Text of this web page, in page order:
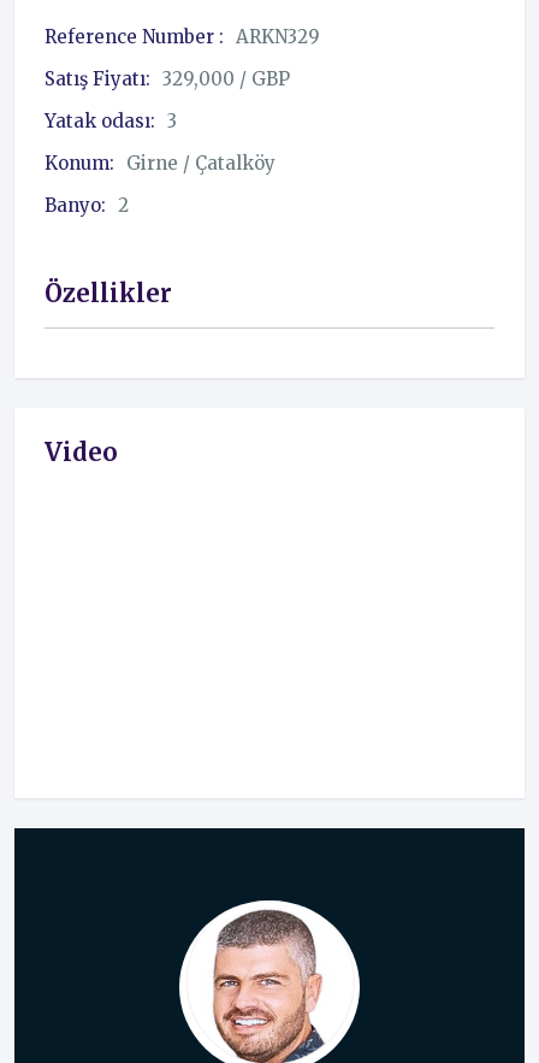
Reference Number : ARKN329
Satış Fiyatı: 329,000 / GBP
Yatak odası: 3
Konum:
Girne / Çatalköy
Banyo: 2
Özellikler
Video